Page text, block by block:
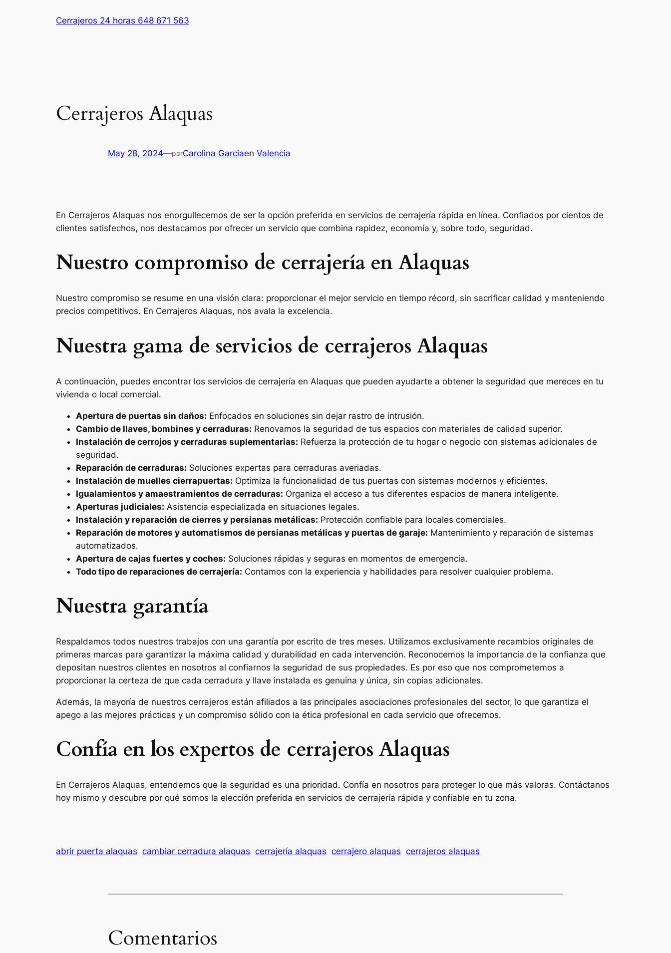
Cerrajeros 24 horas 648 671 563
Cerrajeros Alaquas
May 28, 2024—porCarolina Garciaen Valencia
En Cerrajeros Alaquas nos enorgullecemos de ser la opción preferida en servicios de cerrajería rápida en línea. Confiados por cientos de
clientes satisfechos, nos destacamos por ofrecer un servicio que combina rapidez, economía y, sobre todo, seguridad.
Nuestro compromiso de cerrajería en Alaquas
Nuestro compromiso se resume en una visión clara: proporcionar el mejor servicio en tiempo récord, sin sacrificar calidad y manteniendo
precios competitivos. En Cerrajeros Alaquas, nos avala la excelencia.
Nuestra gama de servicios de cerrajeros Alaquas
A continuación, puedes encontrar los servicios de cerrajería en Alaquas que pueden ayudarte a obtener la seguridad que mereces en tu
vivienda o local comercial.
Apertura de puertas sin daños: Enfocados en soluciones sin dejar rastro de intrusión.
Cambio de llaves, bombines y cerraduras: Renovamos la seguridad de tus espacios con materiales de calidad superior.
Instalación de cerrojos y cerraduras suplementarias: Refuerza la protección de tu hogar o negocio con sistemas adicionales de
seguridad.
Reparación de cerraduras: Soluciones expertas para cerraduras averiadas.
Instalación de muelles cierrapuertas: Optimiza la funcionalidad de tus puertas con sistemas modernos y eficientes.
Igualamientos y amaestramientos de cerraduras: Organiza el acceso a tus diferentes espacios de manera inteligente.
Aperturas judiciales: Asistencia especializada en situaciones legales.
Instalación y reparación de cierres y persianas metálicas: Protección confiable para locales comerciales.
Reparación de motores y automatismos de persianas metálicas y puertas de garaje: Mantenimiento y reparación de sistemas
automatizados.
Apertura de cajas fuertes y coches: Soluciones rápidas y seguras en momentos de emergencia.
Todo tipo de reparaciones de cerrajería: Contamos con la experiencia y habilidades para resolver cualquier problema.
Nuestra garantía
Respaldamos todos nuestros trabajos con una garantía por escrito de tres meses. Utilizamos exclusivamente recambios originales de
primeras marcas para garantizar la máxima calidad y durabilidad en cada intervención. Reconocemos la importancia de la confianza que
depositan nuestros clientes en nosotros al confiarnos la seguridad de sus propiedades. Es por eso que nos comprometemos a
proporcionar la certeza de que cada cerradura y llave instalada es genuina y única, sin copias adicionales.
Además, la mayoría de nuestros cerrajeros están afiliados a las principales asociaciones profesionales del sector, lo que garantiza el
apego a las mejores prácticas y un compromiso sólido con la ética profesional en cada servicio que ofrecemos.
Confía en los expertos de cerrajeros Alaquas
En Cerrajeros Alaquas, entendemos que la seguridad es una prioridad. Confía en nosotros para proteger lo que más valoras. Contáctanos
hoy mismo y descubre por qué somos la elección preferida en servicios de cerrajería rápida y confiable en tu zona.
abrir puerta alaquas cambiar cerradura alaquas cerrajería alaquas cerrajero alaquas cerrajeros alaquas
Comentarios